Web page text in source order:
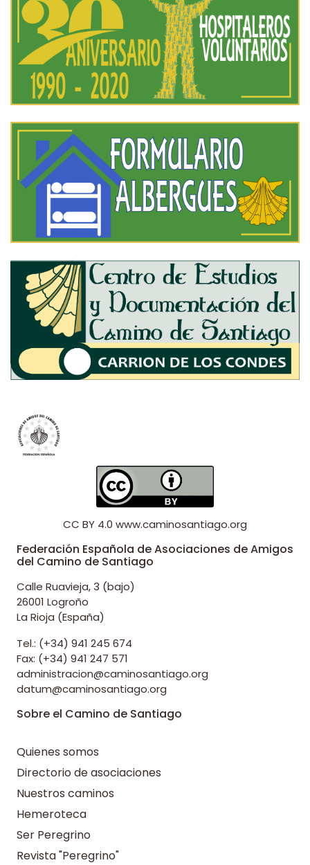
CC BY 4.0 www.caminosantiago.org
Federación Española de Asociaciones de Amigos
del Camino de Santiago
Calle Ruavieja, 3 (bajo)
26001 Logroño
La Rioja (España)
Tel.: (+34) 941 245 674
Fax: (+34) 941 247 571
administracion@caminosantiago.org
datum@caminosantiago.org
Sobre el Camino de Santiago
Quienes somos
Directorio de asociaciones
Nuestros caminos
Hemeroteca
Ser Peregrino
Revista "Peregrino"